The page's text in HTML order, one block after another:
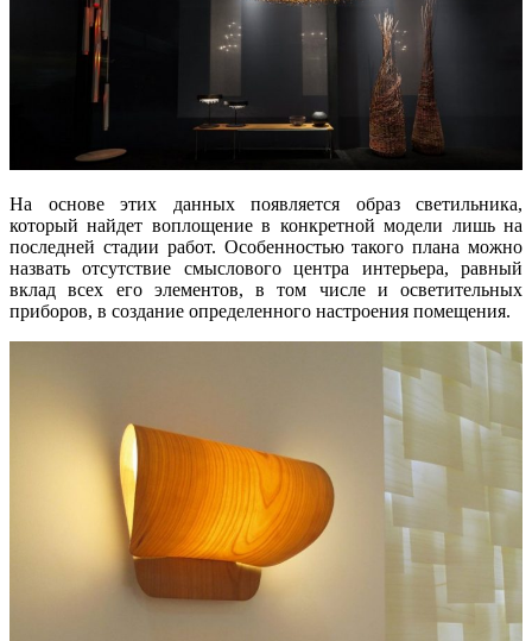
На основе этих данных появляется образ светильника,
который найдет воплощение в конкретной модели лишь на
последней стадии работ. Особенностью такого плана можно
назвать отсутствие смыслового центра интерьера, равный
вклад всех его элементов, в том числе и осветительных
приборов, в создание определенного настроения помещения.